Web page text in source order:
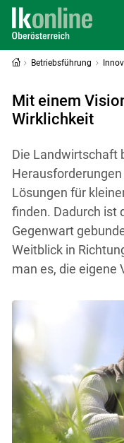
Betriebsführung
Mit einem
Wirklichkeit
Die Landwirtschaft
Lösungen für
finden. Dadurch ist
Gegenwart
Weitblick in
man es, die eigene